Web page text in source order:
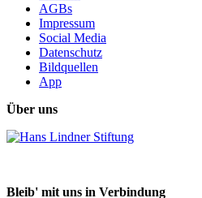
AGBs
Impressum
Social Media
Datenschutz
Bildquellen
App
Über uns
Bleib' mit uns in Verbindung